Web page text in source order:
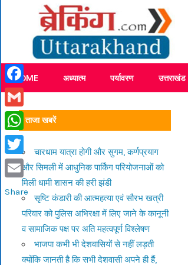
content
Breaking News Uttarakhand
HOME अध्यात्म पर्यावरण उत्तराखंड
ताजा खबरें
चारधाम यात्रा होगी और सुगम, कर्णप्रयाग
और सिमली में आधुनिक पार्किंग परियोजनाओं को
मिली धामी शासन की हरी झंडी
सृष्टि कंडारी की आत्महत्या एवं सौरभ खत्री
परिवार को पुलिस अभिरक्षा में लिए जाने के कानूनी
व सामाजिक पक्ष पर अति महत्वपूर्ण विश्लेषण
भाजपा कभी भी देशवासियों से नहीं लड़ती
क्योंकि जानती है कि सभी देशवासी अपने ही हैं,
Facebook
Gmail
WhatsApp
Twitter
Email
Share